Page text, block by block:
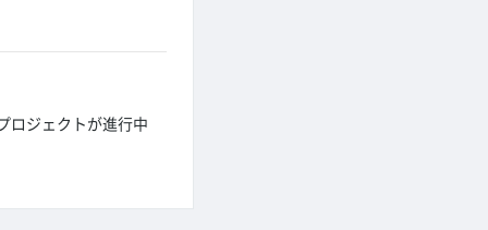
ロジェクトが進行中